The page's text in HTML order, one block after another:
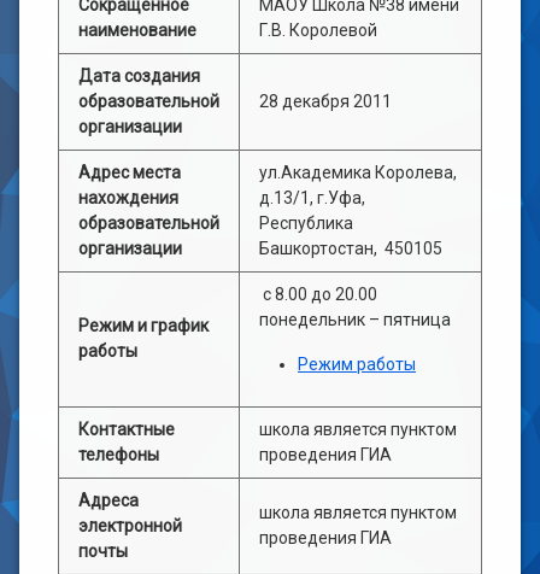
Сокращенное
наименование
МАОУ Школа №38 имени
Г.В. Королевой
Дата создания
образовательной
организации
28 декабря 2011
Адрес места
нахождения
образовательной
организации
ул.Академика Королева,
д.13/1, г.Уфа,
Республика
Башкортостан, 450105
Режим и график
работы
с 8.00 до 20.00
понедельник – пятница
Режим работы
Контактные
телефоны
школа является пунктом
проведения ГИА
Адреса
электронной
почты
школа является пунктом
проведения ГИА